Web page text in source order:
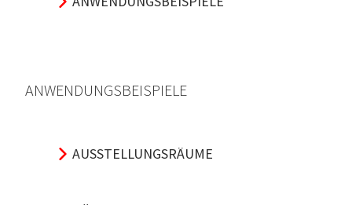
ANWENDUNGSBEISPIELE
AUSSTELLUNGSRÄUME